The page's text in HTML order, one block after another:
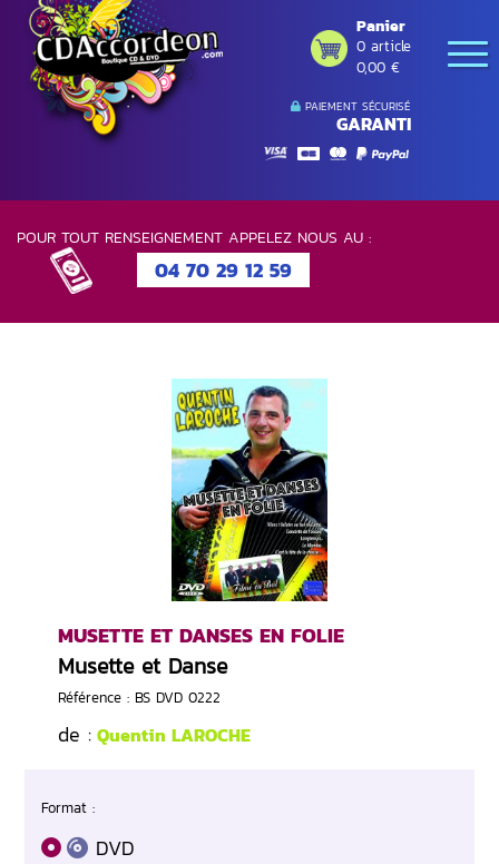
PAIEMENT SÉCURISÉ
GARANTI
Panier
0 article
0,00 €
POUR TOUT RENSEIGNEMENT APPELEZ NOUS AU :
04 70 29 12 59
MUSETTE ET DANSES EN FOLIE
Musette et Danse
Référence : BS DVD 0222
de : Quentin LAROCHE
Format :
DVD